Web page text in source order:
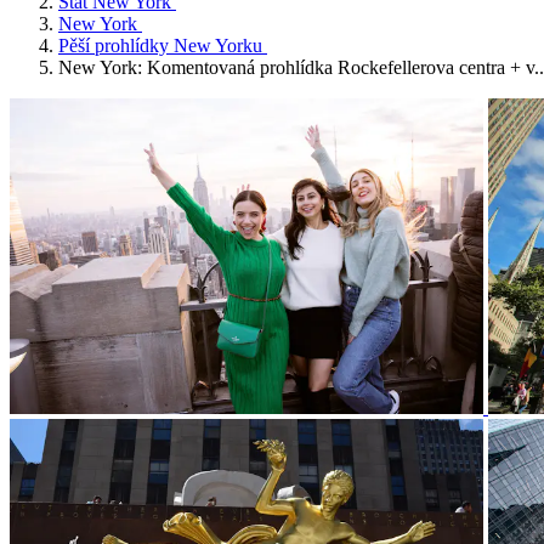
New York
Pěší prohlídky New Yorku
New York: Komentovaná prohlídka Rockefellerova centra +